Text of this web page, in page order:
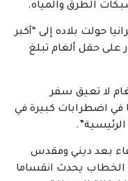
الطرق والمياه.
حولت بلاده إلى “أكبر
على حقل ألغام تبلغ
لا تعيق سفر
في اضطرابات كبيرة في
الرئيسية”.
بعد ديني ومقدس
الخطاب يحدث انقساما